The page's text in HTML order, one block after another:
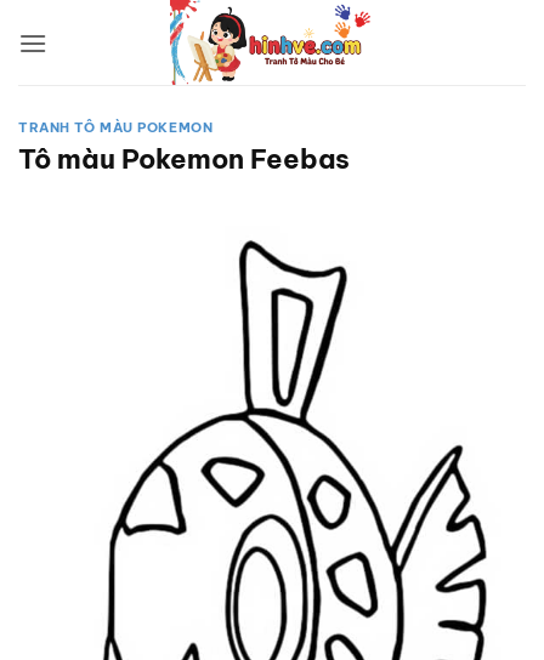
qua
TRANH TÔ MÀU POKEMON
Tô màu Pokemon Feebas